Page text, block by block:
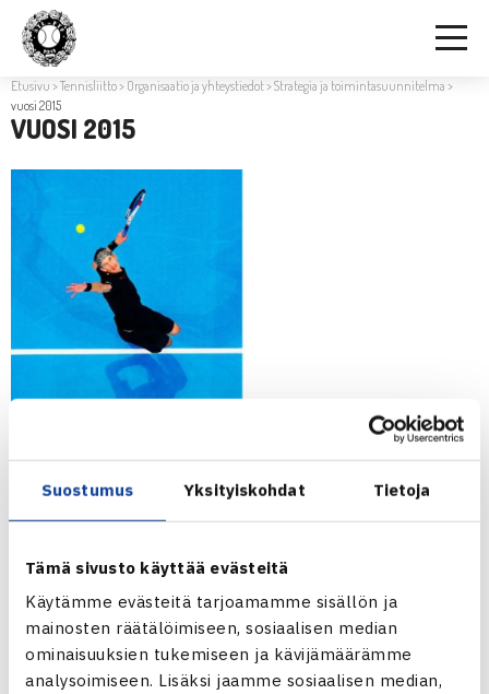
Suostumus Yksityiskohdat Tietoja
Tämä sivusto käyttää evästeitä
Käytämme evästeitä tarjoamamme sisällön ja
mainosten räätälöimiseen, sosiaalisen median
ominaisuuksien tukemiseen ja kävijämäärämme
analysoimiseen. Lisäksi jaamme sosiaalisen median,
Etusivu >Tennisliitto> Organisaatio ja yhteystiedot>Strategia ja toimintasuunnitelma >
vuosi 2015
VUOSI 2015